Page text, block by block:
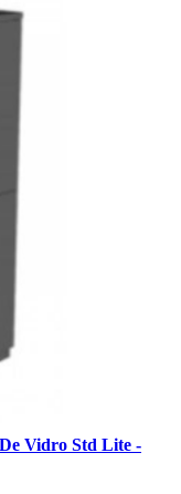
Vidro Std Lite -